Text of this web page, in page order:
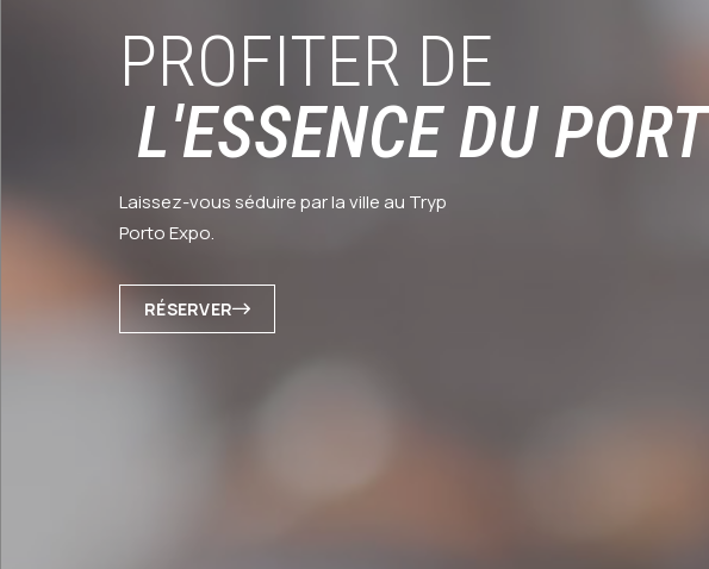
PROFITER DE
L'ESSENCE DU PORT
Laissez-vous séduire par la ville au Tryp
Porto Expo.
RÉSERVER